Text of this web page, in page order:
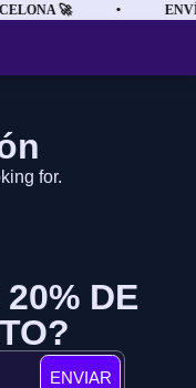
🚀 •
for.
DE
ENVIAR